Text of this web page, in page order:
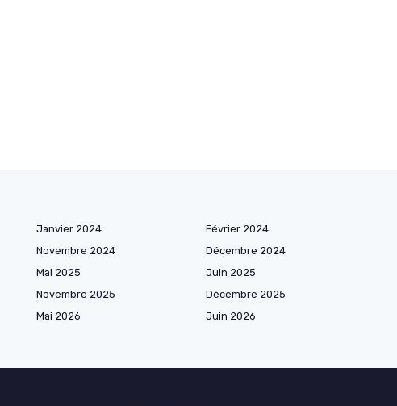
Janvier 2024
Février 2024
Novembre 2024
Décembre 2024
Mai 2025
Juin 2025
Novembre 2025
Décembre 2025
Mai 2026
Juin 2026